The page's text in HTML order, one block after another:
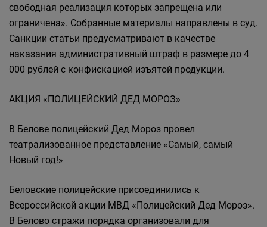
свободная реализация которых запрещена или
ограничена». Собранные материалы направлены в суд.
Санкции статьи предусматривают в качестве
наказания административный штраф в размере до 4
000 рублей с конфискацией изъятой продукции.
АКЦИЯ «ПОЛИЦЕЙСКИЙ ДЕД МОРОЗ»
В Белове полицейский Дед Мороз провел
театрализованное представление «Самый, самый
Новый год!»
Беловские полицейские присоединились к
Всероссийской акции МВД «Полицейский Дед Мороз».
В Белово стражи порядка организовали для